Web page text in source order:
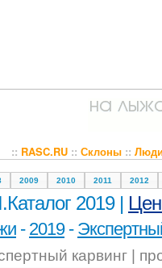
:: RASC.RU:: Склоны::
2009 2010 2011 2012
2019 |
- 2019-
карвинг |